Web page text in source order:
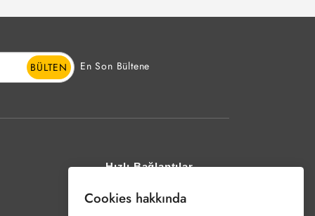
BÜLTEN En Son Bültene
Hızlı Bağlantılar
SolaX Cloud
Cookies hakkında